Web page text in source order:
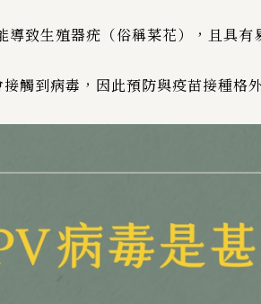
導致生殖器疣（俗稱菜花），且具有
觸到病毒，因此預防與疫苗接種格